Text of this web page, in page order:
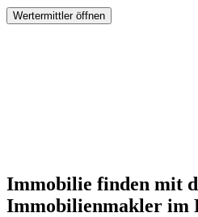
Wertermittler öffnen
Immobilie finden mit
Immobilienmakler im